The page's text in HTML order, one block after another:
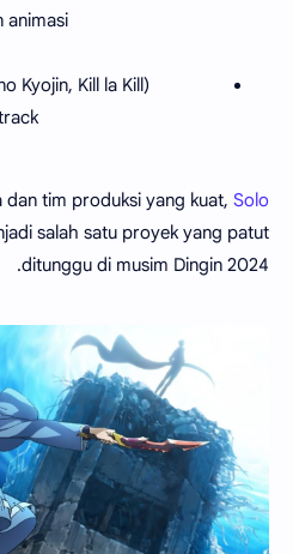
Kyojin, Kill la Kill)
dan tim produksi yang kuat, Solo
salah satu proyek yang patut
ditunggu di musim Dingin 2024.